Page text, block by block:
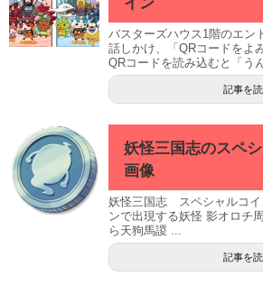
バスターズハウス1階のエン
話しかけ、「QRコードをよ
QRコードを読み込むと「う
記事を
妖怪三国志のスペ
画像
妖怪三国志 スペシャルコイ
ンで出現する妖怪 影オロチ
ら天狗馬謖 ...
記事を